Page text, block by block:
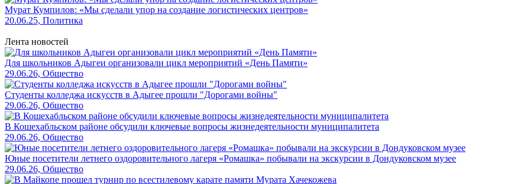
Мурат Кумпилов: «Мы сделали упор на создание логистических центров»
20.06.25, Политика
Лента новостей
Для школьников Адыгеи организовали цикл мероприятий «День Памяти»
29.06.26, Общество
Студенты колледжа искусств в Адыгее прошли "Дорогами войны"
29.06.26, Общество
В Кошехабльском районе обсудили ключевые вопросы жизнедеятельности муниципалитета
29.06.26, Общество
Юные посетители летнего оздоровительного лагеря «Ромашка» побывали на экскурсии в Дондуковском музее
29.06.26, Общество